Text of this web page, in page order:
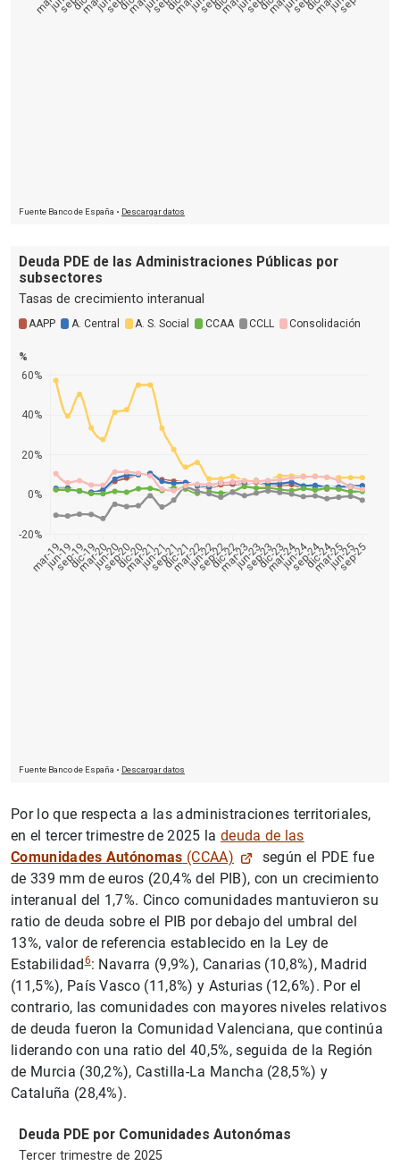
Por lo que respecta a las administraciones territoriales,
en el tercer trimestre de 2025 la deuda de las
Comunidades Autónomas (CCAA)
según el PDE fue
de 339 mm de euros (20,4% del PIB), con un crecimiento
interanual del 1,7%. Cinco comunidades mantuvieron su
ratio de deuda sobre el PIB por debajo del umbral del
13%, valor de referencia establecido en la Ley de
Estabilidad6: Navarra (9,9%), Canarias (10,8%), Madrid
(11,5%), País Vasco (11,8%) y Asturias (12,6%). Por el
contrario, las comunidades con mayores niveles relativos
de deuda fueron la Comunidad Valenciana, que continúa
liderando con una ratio del 40,5%, seguida de la Región
de Murcia (30,2%), Castilla-La Mancha (28,5%) y
Cataluña (28,4%).